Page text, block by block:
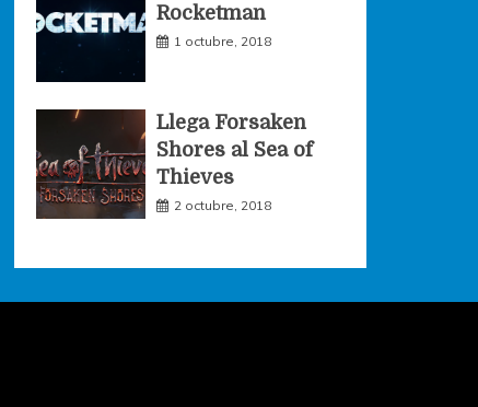
Rocketman
1 octubre, 2018
Llega Forsaken
Shores al Sea of
Thieves
2 octubre, 2018